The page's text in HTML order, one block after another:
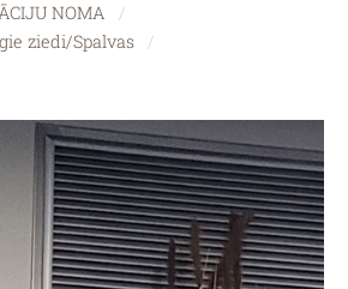
NOMA
ziedi/Spalvas